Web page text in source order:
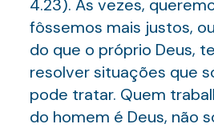
4.23). Às vezes,
fôssemos mais justos,
do que o próprio Deus,
resolver situações que
pode tratar. Quem
do homem é Deus, não